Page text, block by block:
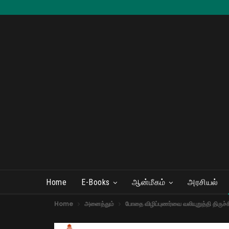
Home E-Books ஆன்மீகம் அரசியல்
Home அனைத்தும் போதை விழிப்புணர்வை வலியுறுத்தி